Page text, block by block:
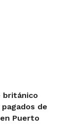
británico
de
Puerto